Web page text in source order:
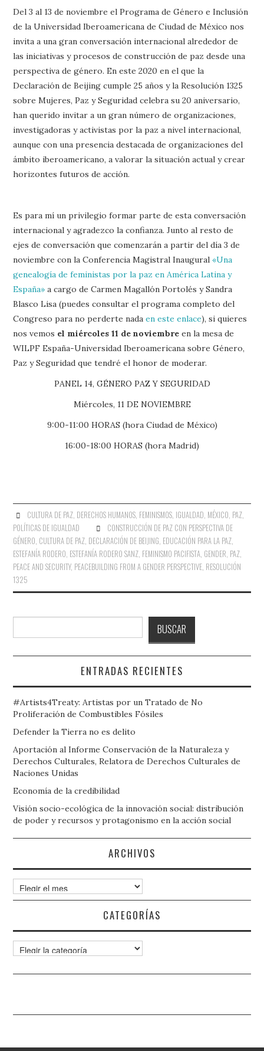
Del 3 al 13 de noviembre el Programa de Género e Inclusión
de la Universidad Iberoamericana de Ciudad de México nos
invita a una gran conversación internacional alrededor de
las iniciativas y procesos de construcción de paz desde una
perspectiva de género. En este 2020 en el que la
Declaración de Beijing cumple 25 años y la Resolución 1325
sobre Mujeres, Paz y Seguridad celebra su 20 aniversario,
han querido invitar a un gran número de organizaciones,
investigadoras y activistas por la paz a nivel internacional,
aunque con una presencia destacada de organizaciones del
ámbito iberoamericano, a valorar la situación actual y crear
horizontes futuros de acción.
Es para mí un privilegio formar parte de esta conversación
internacional y agradezco la confianza. Junto al resto de
ejes de conversación que comenzarán a partir del día 3 de
noviembre con la Conferencia Magistral Inaugural«Una
genealogía de feministas por la paz en América Latina y
España» a cargo de Carmen Magallón Portolés y Sandra
Blasco Lisa (puedes consultar el programa completo del
Congreso para no perderte nadaen este enlace), si quieres
nos vemos el miércoles 11 de noviembre en la mesa de
WILPF España-Universidad Iberoamericana sobre Género,
Paz y Seguridad que tendré el honor de moderar.
PANEL 14, GÉNERO PAZ Y SEGURIDAD
Miércoles, 11 DE NOVIEMBRE
9:00-11:00 HORAS (hora Ciudad de México)
16:00-18:00 HORAS (hora Madrid)
CULTURA DE PAZ, DERECHOS HUMANOS, FEMINISMOS, IGUALDAD MÉXICO PAZ,
POLÍTICAS DE IGUALDAD
CONSTRUCCIÓN DE PAZ CON PERSPECTIVA DE
GÉNERO CULTURA DE PAZ DECLARACIÓN DE BEIJING EDUCACIÓN PARA LA PAZ
ESTEFANÍA RODERO ESTEFANÍA RODERO SANZ FEMINISMO PACIFISTA GENDER PAZ
PEACE AND SECURITY, PEACEBUILDING FROM A GENDER PERSPECTIVE RESOLUCIÓN
1325
BUSCAR
ENTRADAS RECIENTES
#Artists4Treaty: Artistas por un Tratado de No
Proliferación de Combustibles Fósiles
Defender la Tierra no es delito
Aportación al Informe Conservación de la Naturaleza y
Derechos Culturales, Relatora de Derechos Culturales de
Naciones Unidas
Economía de la credibilidad
Visión socio-ecológica de la innovación social: distribución
de poder y recursos y protagonismo en la acción social
ARCHIVOS
Archivos
CATEGORÍAS
Categorías